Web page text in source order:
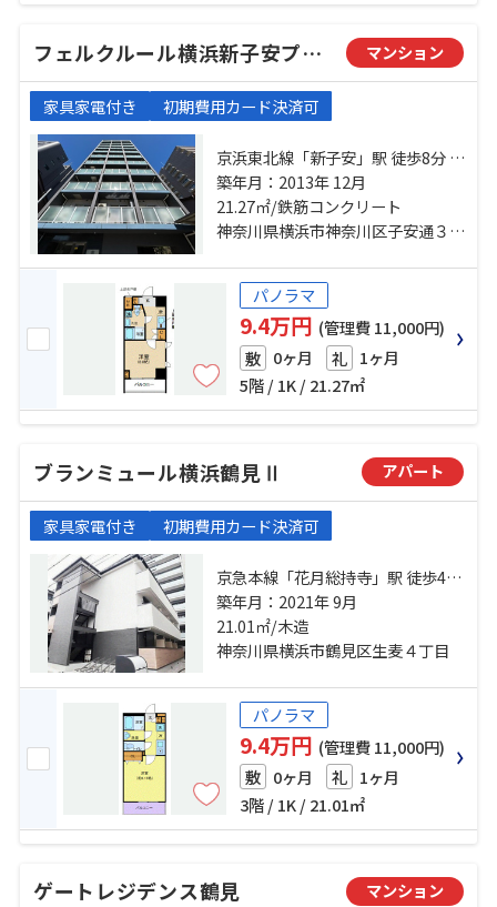
フェルクルール横浜新子安プレセダンヒルズ マンション
家具家電付き 初期費用カード決済可
京浜東北線「新子安」駅 徒歩8分 京
急本線「京急新子安」駅 徒歩8分 京
急本線「生麦」駅 徒歩17分
築年月：2013年 12月
21.27㎡/鉄筋コンクリート
神奈川県横浜市神奈川区子安通３丁目
パノラマ
9.4万円 (管理費 11,000円)
敷 0ヶ月 礼 1ヶ月
5階 / 1K / 21.27㎡
ブランミュール横浜鶴見Ⅱ アパート
家具家電付き 初期費用カード決済可
京急本線「花月総持寺」駅 徒歩4分
京急本線「生麦」駅 徒歩7分 鶴見線
「国道」駅 徒歩7分
築年月：2021年 9月
21.01㎡/木造
神奈川県横浜市鶴見区生麦４丁目
パノラマ
9.4万円 (管理費 11,000円)
敷 0ヶ月 礼 1ヶ月
3階 / 1K / 21.01㎡
ゲートレジデンス鶴見 マンション